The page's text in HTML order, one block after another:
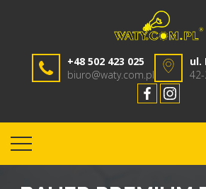
+48 502 423 025
biuro@waty.com.pl
ul.